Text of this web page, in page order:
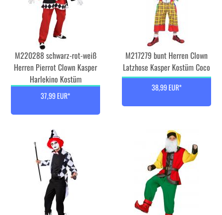
M220288 schwarz-rot-weiß
Herren Pierrot Clown Kasper
Harlekino Kostüm
37,99 EUR*
M217279 bunt Herren Clown
Latzhose Kasper Kostüm Coco
38,99 EUR*